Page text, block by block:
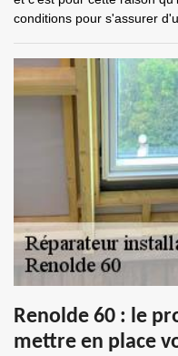
conditions pour s'assurer
Renolde 60 : le
mettre en place